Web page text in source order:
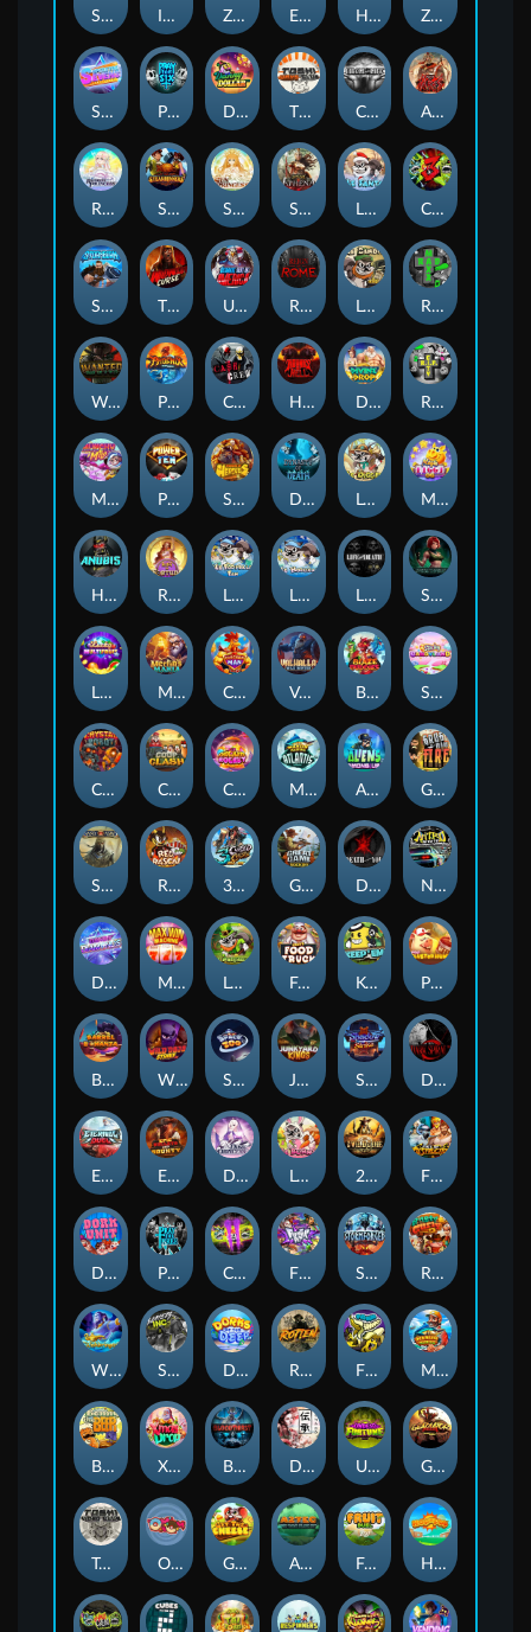
SixSixSix Invictus Ze Zeus Eye of Medusa Hot Ross Zeus Ze Zecond
Superstar Sevens PRAY FOR SIX Danny Dollar TOSHI WAYS CLUB CIRCLE OF LIFE ARMY OF ARES
RAINBOW PRINCESS STEAMRUNNERS SUN PRINCESS SPEAR OF ATHENA LE SANTA CHAOS CREW 3
STORMBORN THE WILDWOOD CURSE Ultimate Slot of America Reign of Rome Le Bandit Rad Maxx
Wanted Dead or a Wild Phoenix Cash Crew Hounds Of Hell Divine Drop RIP City
Munchy Milo Power of 10 Strength Of Hercules Dynasty of Death Le Digger Magic Piggy OG
Hand of Anubis Rise of Fortuna LE FOOTBALL FAN LE HOOLIGAN Life and Death Shadow Treasure
Lucky Multifruit Merlin's Mania Chicken Man Valhalla: Wild Winter Blaze Buddies Sticky Candyland
Crystal Robot Coop Clash Chocolate Rocket Marlin Masters Atlantis Aliens Among Us Grug Make Fire
Sand and Ashes Red Rascal™ 3 Cursed Chests™ Great Game Rockies Death Becomes You Nitro Nights
Dandy Diamonds Max Win Machine Le Prechaun Fred's Food Truck Keep 'em Piggy Cluster Hunt
Barrel Bonanza Wild Dojo Strike Space Zoo Junkyard Kings Shadow Strike Dark Spiral
Eternal Duel EPIC BULLETS & BOUNTY Dusk Princess Le Bunny 2 Wild 2 Die Fist Of Destruction
Dork Unit Pray for Three Chaos Crew 2 Fighter Pit Stormforged Rusty & Curly
Wishbringer Slayers Inc Dorks of The Deep Rotten FRKN Bananas Marlin Master
Benny The Beer Xmas Drop Bloodthirst Densho Undead Fortune Gladiator Legends
Toshi Video Club OmNom Get The Cheese Aztec Twist Fruit Duel Hop'n'Pop